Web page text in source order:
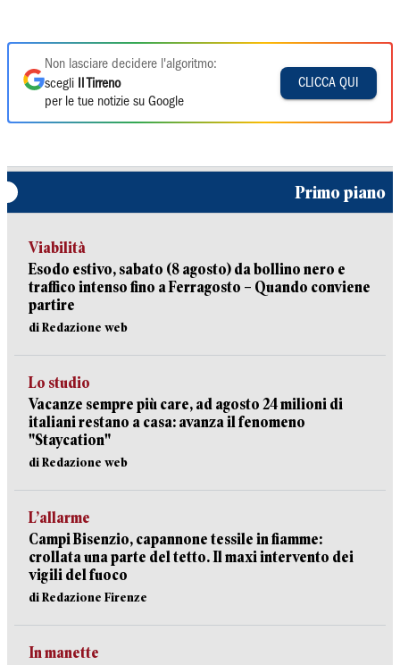
Non lasciare decidere l'algoritmo:
scegli
Il Tirreno
per le tue notizie su Google
CLICCA QUI
Primo piano
Viabilità
Esodo estivo, sabato (8 agosto) da bollino nero e
traffico intenso fino a Ferragosto – Quando conviene
partire
di Redazione web
Lo studio
Vacanze sempre più care, ad agosto 24 milioni di
italiani restano a casa: avanza il fenomeno
"Staycation"
di Redazione web
L’allarme
Campi Bisenzio, capannone tessile in fiamme:
crollata una parte del tetto. Il maxi intervento dei
vigili del fuoco
di Redazione Firenze
In manette